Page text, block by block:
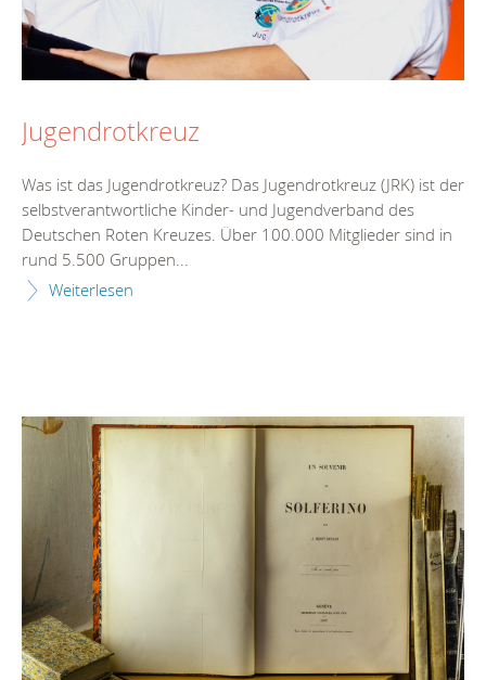
Jugendrotkreuz
Was ist das Jugendrotkreuz? Das Jugendrotkreuz (JRK) ist der
selbstverantwortliche Kinder- und Jugendverband des
Deutschen Roten Kreuzes. Über 100.000 Mitglieder sind in
rund 5.500 Gruppen...
Weiterlesen